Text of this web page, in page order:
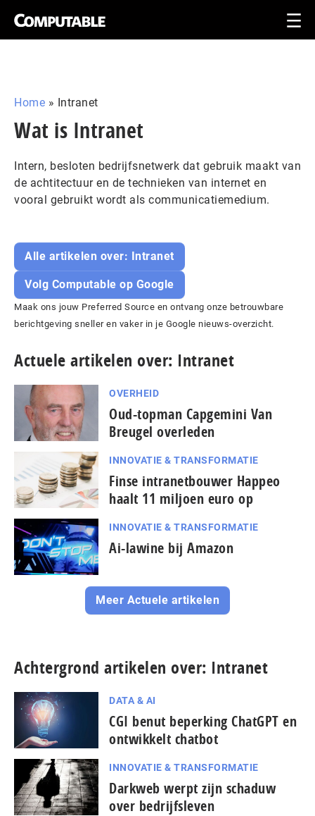
Home » Intranet
Wat is Intranet
Intern, besloten bedrijfsnetwerk dat gebruik maakt van
de achtitectuur en de technieken van internet en
vooral gebruikt wordt als communicatiemedium.
Alle artikelen over: Intranet
Volg Computable op Google
Maak ons jouw Preferred Source en ontvang onze betrouwbare
berichtgeving sneller en vaker in je Google nieuws-overzicht.
Actuele artikelen over: Intranet
OVERHEID
Oud-topman Capgemini Van
Breugel overleden
INNOVATIE & TRANSFORMATIE
Finse intranetbouwer Happeo
haalt 11 miljoen euro op
INNOVATIE & TRANSFORMATIE
Ai-lawine bij Amazon
Meer Actuele artikelen
Achtergrond artikelen over: Intranet
DATA & AI
CGI benut beperking ChatGPT en
ontwikkelt chatbot
INNOVATIE & TRANSFORMATIE
Darkweb werpt zijn schaduw
over bedrijfsleven